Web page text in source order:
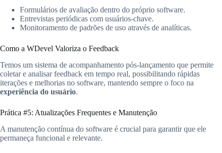
Formulários de avaliação dentro do próprio software.
Entrevistas periódicas com usuários-chave.
Monitoramento de padrões de uso através de analíticas.
Como a WDevel Valoriza o Feedback
Temos um sistema de acompanhamento pós-lançamento que permite
coletar e analisar feedback em tempo real, possibilitando rápidas
iterações e melhorias no software, mantendo sempre o foco na
experiência do usuário.
Prática #5: Atualizações Frequentes e Manutenção
A manutenção contínua do software é crucial para garantir que ele
permaneça funcional e relevante.